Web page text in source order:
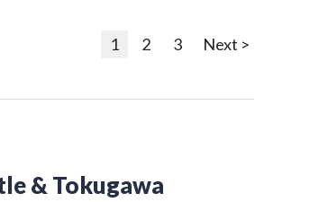
1 2 3 Next >
& Tokugawa